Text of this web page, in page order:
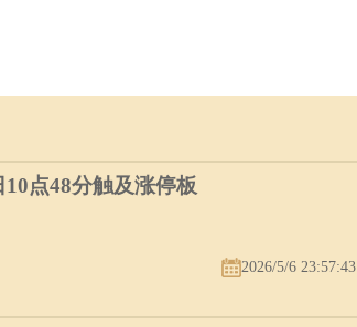
点48分触及涨停板
2026/5/6 23:57:43